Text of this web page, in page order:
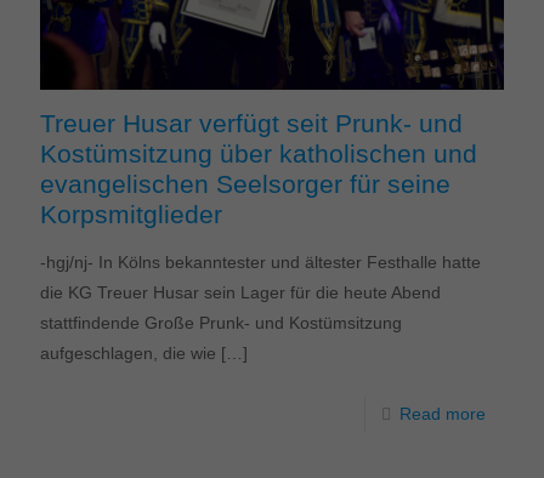
Treuer Husar verfügt seit Prunk- und
Kostümsitzung über katholischen und
evangelischen Seelsorger für seine
Korpsmitglieder
-hgj/nj- In Kölns bekanntester und ältester Festhalle hatte
die KG Treuer Husar sein Lager für die heute Abend
stattfindende Große Prunk- und Kostümsitzung
aufgeschlagen, die wie […]
Read more